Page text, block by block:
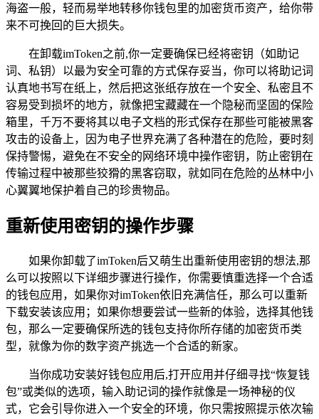
海盗一般，轻而易举地转移你钱包里的加密货币资产，给你带
来不可挽回的巨大损失。
在卸载imToken之前,你一定要确保已经将密钥（如助记
词、私钥）以最为安全可靠的方式保存妥当，你可以将助记词
认真地书写在纸上，然后把这张纸存放在一个安全、私密且不
容易受到损坏的地方，就像把宝藏藏在一个隐秘而坚固的保险
箱里，千万不要将其以电子文档的形式保存在那些可能被黑客
攻击的设备上，因为电子世界充满了各种潜在的危险，要时刻
保持警惕，避免在不安全的网络环境中操作密钥，防止密钥在
传输过程中被那些狡猾的黑客窃取，就如同在危险的丛林中小
心翼翼地保护着自己的珍贵物品。
重新使用密钥的操作步骤
如果你卸载了imToken后又萌生出重新使用密钥的想法,那
么可以按照以下详细步骤进行操作，你需要慎重选择一个合适
的钱包应用，如果你对imToken依旧充满信任，那么可以重新
下载安装该应用；如果你想要尝试一些新的体验，选择其他钱
包，那么一定要确保所选的钱包支持你所存储的加密货币类
型，就像为你的数字资产挑选一个合适的新家。
当你成功安装好钱包应用后,打开应用并仔细寻找“恢复钱
包”或类似的选项，输入助记词的操作就像是一场神秘的仪
式，它会引导你进入一个安全的环境，你只需按照提示依次输